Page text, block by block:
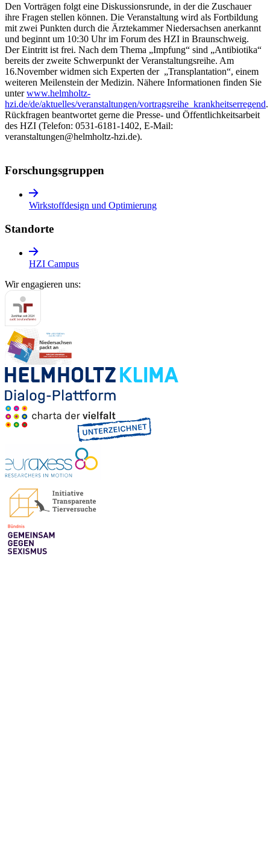
Den Vorträgen folgt eine Diskussionsrunde, in der die Zuschauer
ihre Fragen stellen können. Die Veranstaltung wird als Fortbildung
mit zwei Punkten durch die Ärztekammer Niedersachsen anerkannt
und beginnt um 10:30 Uhr im Forum des HZI in Braunschweig.
Der Eintritt ist frei. Nach dem Thema „Impfung“ sind „Antibiotika“
bereits der zweite Schwerpunkt der Veranstaltungsreihe. Am
16.November widmen sich Experten der „Transplantation“, einem
weiteren Meilenstein der Medizin. Nähere Informationen finden Sie
unterwww.helmholtz-
hzi.de/de/aktuelles/veranstaltungen/vortragsreihe_krankheitserregend.
Rückfragen beantwortet gerne die Presse- und Öffentlichkeitsarbeit
des HZI (Telefon: 0531-6181-1402, E-Mail:
veranstaltungen@helmholtz-hzi.de).
Forschungs­gruppen
Wirkstoffdesign und Optimierung
Standorte
HZI Campus
Wir engagieren uns: